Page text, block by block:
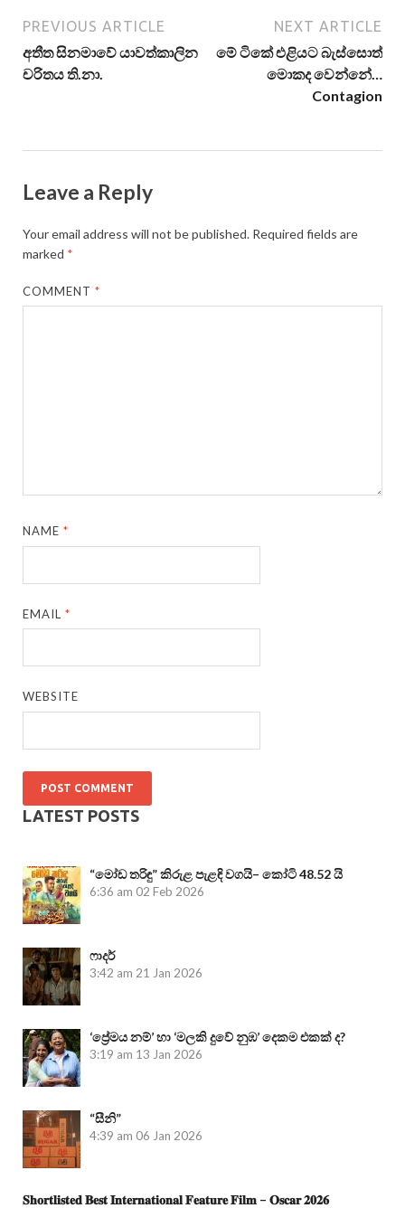
PREVIOUS ARTICLE
අතීත සිනමාවේ යාවත්කාලින
චරිතය ති.නා.
NEXT ARTICLE
මේ ටිකේ එළියට බැස්සොත්
මොකද වෙන්නේ…
Contagion
Leave a Reply
Your email address will not be published. Required fields are
marked *
COMMENT*
NAME*
EMAIL*
WEBSITE
LATEST POSTS
“මෝඩ තරිඳු” කිරුළ පැළඳි වගයි– කෝටි 48.52 යි
6:36 am 02 Feb 2026
ෆාදර්
3:42 am 21 Jan 2026
‘ප්‍රේමය නම්’ හා ‘මලකි දුවේ නුඹ’ දෙකම එකක් ද?
3:19 am 13 Jan 2026
“සීනි”
4:39 am 06 Jan 2026
𝐒𝐡𝐨𝐫𝐭𝐥𝐢𝐬𝐭𝐞𝐝 𝐁𝐞𝐬𝐭 𝐈𝐧𝐭𝐞𝐫𝐧𝐚𝐭𝐢𝐨𝐧𝐚𝐥 𝐅𝐞𝐚𝐭𝐮𝐫𝐞 𝐅𝐢𝐥𝐦 – 𝐎𝐬𝐜𝐚𝐫 𝟐𝟎𝟐𝟔